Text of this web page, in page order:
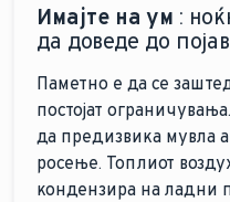
Имајте на ум :
да доведе до
Паметно е да се
постојат
да предизвика мувла
росење. Топлиот
кондензира на ладни